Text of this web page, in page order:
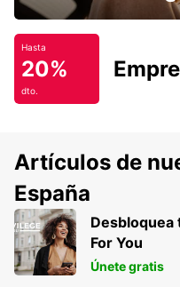
Hasta
20%
dto.
Artículos de
España
Desbloquea
For You
Únete gratis